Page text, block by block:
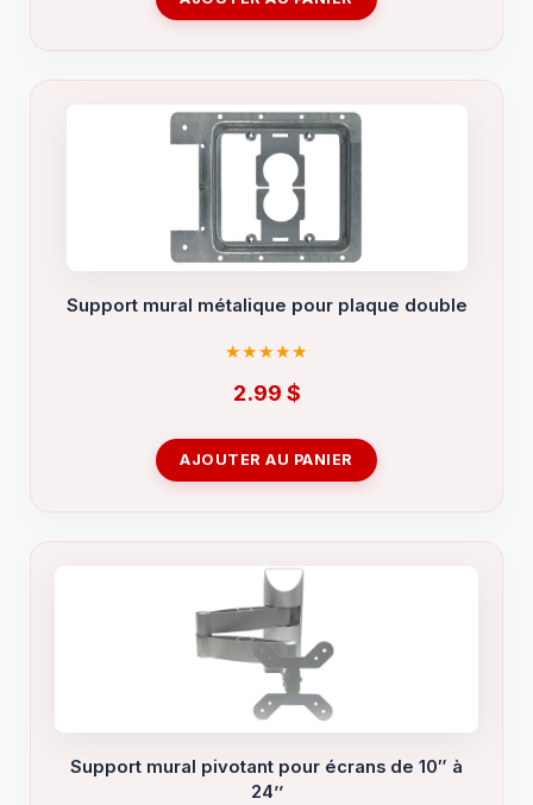
Support mural métalique pour plaque double
2.99 $
AJOUTER AU PANIER
Support mural pivotant pour écrans de 10″ à
24’’